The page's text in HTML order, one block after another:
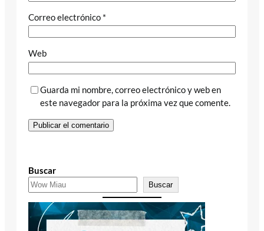
Correo electrónico *
Web
Guarda mi nombre, correo electrónico y web en
este navegador para la próxima vez que comente.
Buscar
Buscar